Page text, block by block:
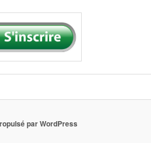
par WordPress